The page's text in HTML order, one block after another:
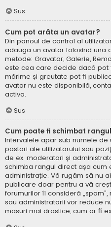
Sus
Cum pot arăta un avatar?
Din panoul de control al
adăuga un avatar folosind una
metode: Gravatar, Galerie,
este cea care decide dacă pot
mărime și greutate pot fi
avatar nu este disponibilă,
activa.
Sus
Cum poate fi schimbat
Intervalele apar sub numele de
postări ale utilizatorului sau
de ex. moderatori și
schimba rangul direct așa cum
administrație. Vă rugăm să nu
publicare doar pentru a vă
forumurilor îl consideră
sau administratorii vor reduce
măsuri mai drastice, cum ar fi